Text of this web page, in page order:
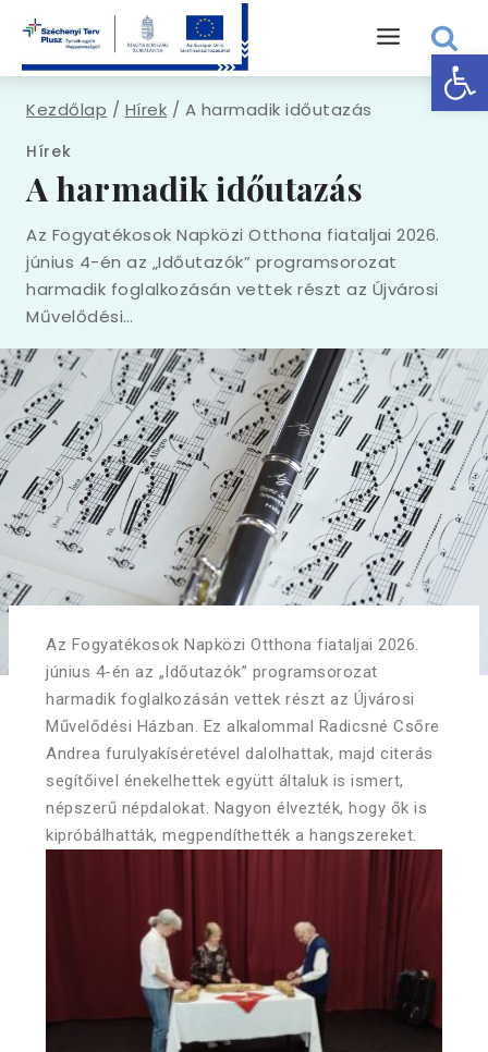
Kezdőlap / Hírek / A harmadik időutazás
Hírek
A harmadik időutazás
Az Fogyatékosok Napközi Otthona fiataljai 2026.
június 4-én az „Időutazók” programsorozat
harmadik foglalkozásán vettek részt az Újvárosi
Művelődési…
Az Fogyatékosok Napközi Otthona fiataljai 2026.
június 4-én az „Időutazók” programsorozat
harmadik foglalkozásán vettek részt az Újvárosi
Művelődési Házban. Ez alkalommal Radicsné Csőre
Andrea furulyakíséretével dalolhattak, majd citerás
segítőivel énekelhettek együtt általuk is ismert,
népszerű népdalokat. Nagyon élvezték, hogy ők is
kipróbálhatták, megpendíthették a hangszereket.